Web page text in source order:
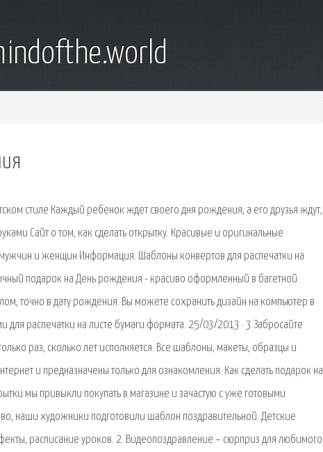
стиле Каждый ребенок ждет своего дня рождения, а его друзья ждут,
Сайт о том, как сделать открытку. Красивые и оригинальные
и женщин Информация: Шаблоны конвертов для распечатки на
подарок на День рождения - красиво оформленный в багетной
точно в дату рождения. Вы можете сохранить дизайн на компьютер в
распечатки на листе бумаги формата. 25/03/2013 · 3.Забросайте
раз, сколько лет исполняется. Все шаблоны, макеты, образцы и
и предназначены только для ознакомления. Как сделать подарок на
мы привыкли покупать в магазине и зачастую с уже готовыми
наши художники подготовили шаблон поздравительной. Детские
расписание уроков. 2. Видеопоздравление – сюрприз для любимого